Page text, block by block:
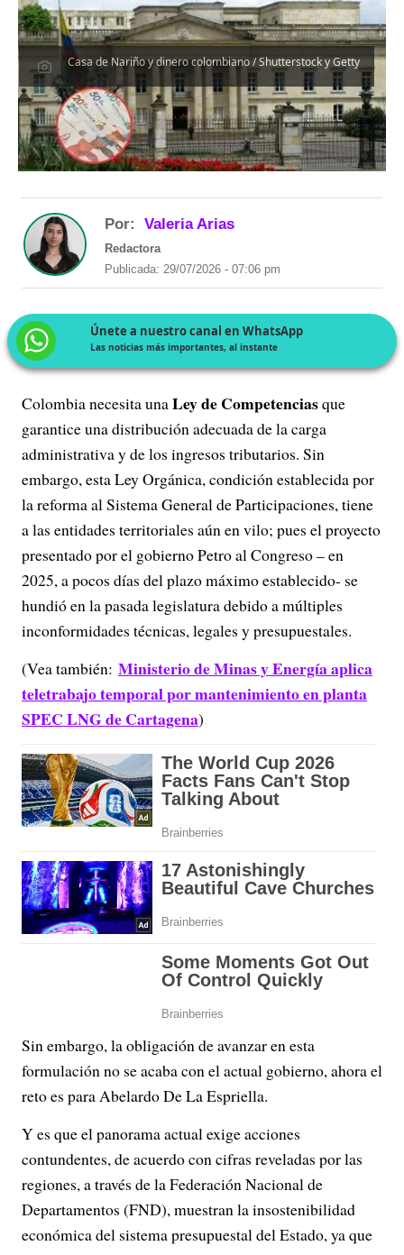
Casa de Nariño y dinero colombiano / Shutterstock y Getty
Por: Valeria Arias
Redactora
Publicada: 29/07/2026 - 07:06 pm
Únete a nuestro canal en WhatsApp
Las noticias más importantes, al instante
Colombia necesita unaLey de Competenciasque
garantice una distribución adecuada de la carga
administrativa y de los ingresos tributarios. Sin
embargo, esta Ley Orgánica, condición establecida por
la reforma al Sistema General de Participaciones, tiene
a las entidades territoriales aún en vilo; pues el proyecto
presentado por el gobierno Petro al Congreso – en
2025, a pocos días del plazo máximo establecido- se
hundió en la pasada legislatura debido a múltiples
inconformidades técnicas, legales y presupuestales.
(Vea también: Ministerio de Minas y Energía aplica
teletrabajo temporal por mantenimiento en planta
SPEC LNG de Cartagena)
Sin embargo, la obligación de avanzar en esta
formulación no se acaba con el actual gobierno, ahora el
reto es para Abelardo De La Espriella.
Y es que el panorama actual exige acciones
contundentes, de acuerdo con cifras reveladas por las
regiones, a través de la Federación Nacional de
Departamentos (FND), muestran la insostenibilidad
económica del sistema presupuestal del Estado, ya que